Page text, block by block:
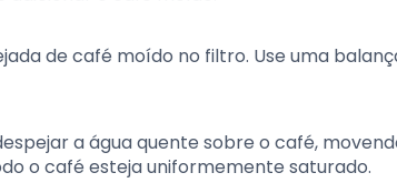
de café moído no filtro. Use uma
a água quente sobre o café,
o café esteja uniformemente saturado.